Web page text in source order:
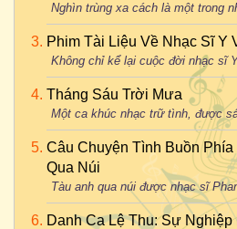
Nghìn trùng xa cách là một trong
Phim Tài Liệu Về Nhạc Sĩ Y
Không chỉ kể lại cuộc đời nhạc sĩ
Tháng Sáu Trời Mưa
Một ca khúc nhạc trữ tình, được
Câu Chuyện Tình Buồn
Qua Núi
Tàu anh qua núi được nhạc sĩ
Danh Ca Lệ Thu: Sự